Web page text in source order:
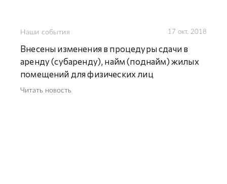
Наши события 17 окт. 2018
Внесены изменения в процедуры сдачи в
аренду (субаренду), найм (поднайм) жилых
помещений для физических лиц
Читать новость